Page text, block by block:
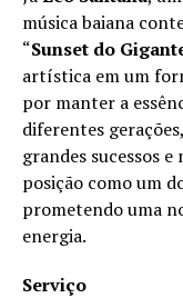
música baiana
“Sunset do
artística em um
por manter a
diferentes
grandes sucessos
posição como um
prometendo uma
energia.
Serviço